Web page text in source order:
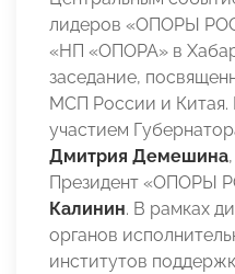
лидеров «ОПОРЫ
«НП «ОПОРА» в
заседание,
МСП России и
участием
Дмитрия Демешина
Президент «ОПОРЫ
Калинин. В рамках
органов
институтов